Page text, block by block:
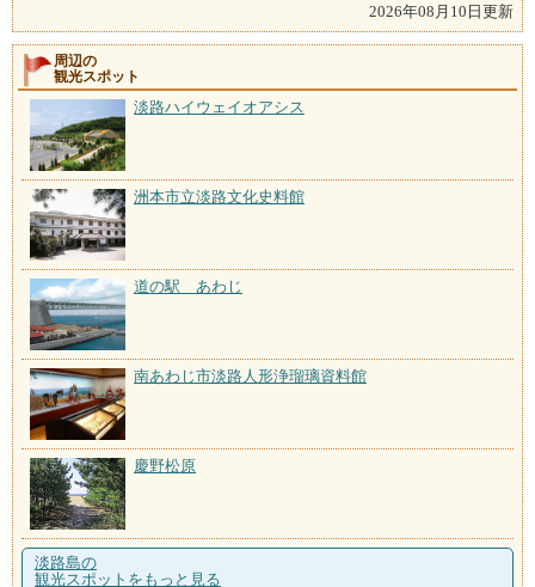
2026年08月10日更新
周辺の
観光スポット
淡路ハイウェイオアシス
洲本市立淡路文化史料館
道の駅 あわじ
南あわじ市淡路人形浄瑠璃資料館
慶野松原
淡路島の
観光スポットをもっと見る